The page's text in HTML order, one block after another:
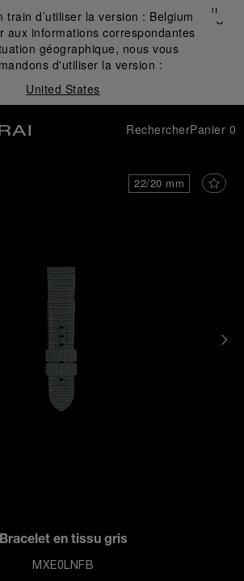
train d’utiliser la version : Belgium
aux informations correspondantes
géographique, nous vous
d'utiliser la version :
United States
Fermer
✕
RechercherPanier 0
22/20 mm
Bracelet en tissu gris
MXE0LNFB